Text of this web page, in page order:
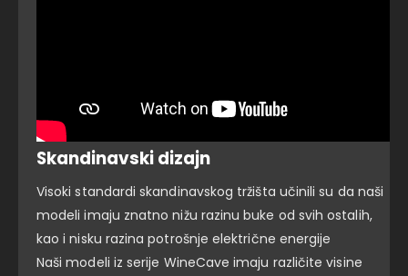
Skandinavski dizajn
Visoki standardi skandinavskog tržišta učinili su da naši
modeli imaju znatno nižu razinu buke od svih ostalih,
kao i nisku razina potrošnje električne energije
Naši modeli iz serije WineCave imaju različite visine